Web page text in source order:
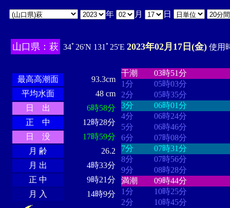
年 月 日
山口県：萩 34ﾟ26'N 131ﾟ25'E 2023年02月17日(金) 使用
最高高潮面
93.3cm
平均水面
48 cm
日 出
6時58分
正 中
12時28分
日 没
17時59分
月 齢
26.2
月 出
4時33分
正 中
9時21分
月 入
14時9分
干潮
03時51分
1分
05時03分
2分
05時35分
3分
06時01分
4分
06時24分
5分
06時46分
6分
07時08分
7分
07時31分
8分
07時56分
9分
08時28分
満潮
09時44分
1分
10時25分
2分
10時45分